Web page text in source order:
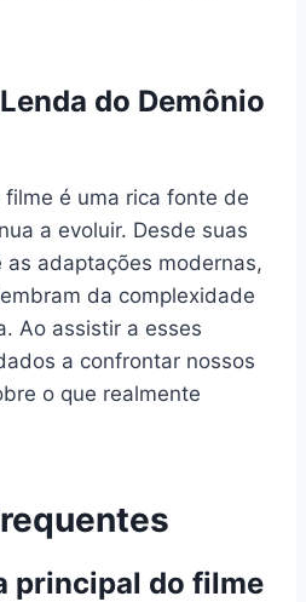
do Demônio
é uma rica fonte de
a evoluir. Desde suas
as adaptações modernas,
da complexidade
Ao assistir a esses
a confrontar nossos
o que realmente
principal do filme